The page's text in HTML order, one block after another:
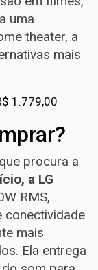
uma
theater, a
mais
1.779,00
procura a
a LG
RMS,
conectividade
mais
Ela entrega